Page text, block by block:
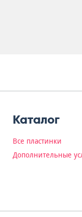
Каталог
Все пластинки
Дополнительные